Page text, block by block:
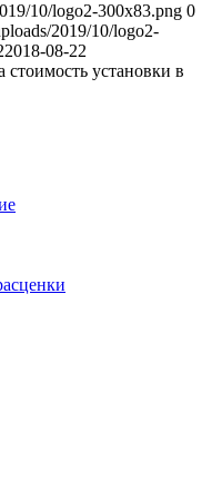
10/logo2-300x83.png 0
2019/10/logo2-
2018-08-22
установки в